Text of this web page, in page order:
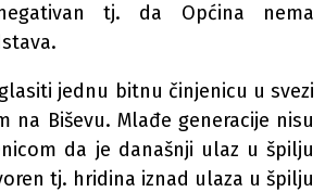
tj. da Općina nema
jednu bitnu činjenicu u svezi
na Biševu. Mlađe generacije nisu
da je današnji ulaz u špilju
tj. hridina iznad ulaza u špilju